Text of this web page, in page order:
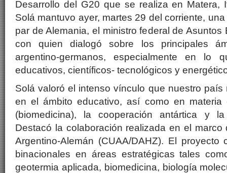
Desarrollo del G20 que se realiza en Matera,
Solá mantuvo ayer, martes 29 del corriente,
par de Alemania, el ministro federal de Asuntos
con quien dialogó sobre los principales
argentino-germanos, especialmente en lo
educativos, científicos- tecnológicos y
Solá valoró el intenso vínculo que nuestro país
en el ámbito educativo, así como en materia
(biomedicina), la cooperación antártica y
Destacó la colaboración realizada en el marco
Argentino-Alemán (CUAA/DAHZ). El proyecto
binacionales en áreas estratégicas tales
geotermia aplicada, biomedicina, biología